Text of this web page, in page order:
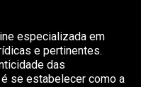
especializada em
e pertinentes.
das
se estabelecer como a